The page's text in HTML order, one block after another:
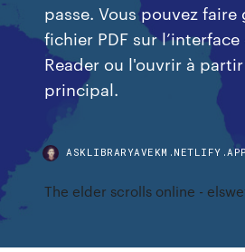
passe. Vous pouvez faire
fichier PDF sur l’interface
Reader ou l'ouvrir à
principal.
The elder scrolls online -